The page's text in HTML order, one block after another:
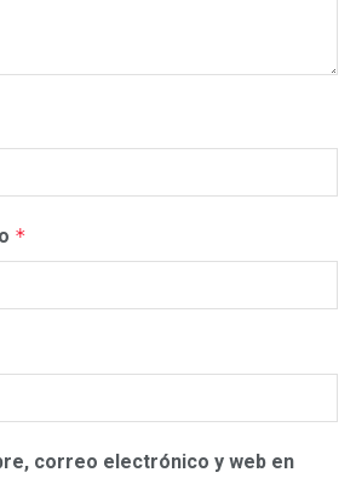
*
correo electrónico y web en